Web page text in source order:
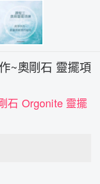
~奧剛石 靈擺項
石 Orgonite 靈擺